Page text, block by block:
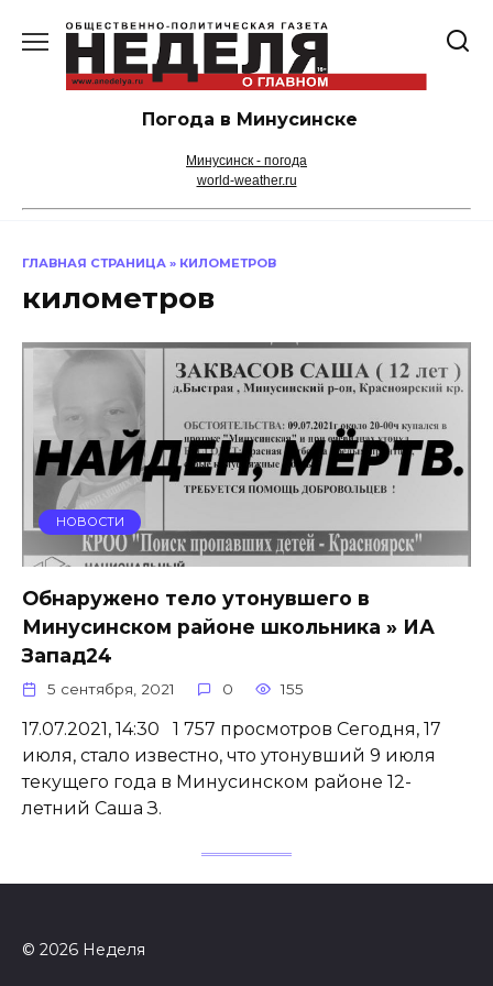
содержанию
Погода в Минусинске
Минусинск - погода
world-weather.ru
ГЛАВНАЯ СТРАНИЦА » КИЛОМЕТРОВ
километров
НОВОСТИ
Обнаружено тело утонувшего в
Минусинском районе школьника » ИА
Запад24
5 сентября, 2021 0 155
17.07.2021, 14:30 1 757 просмотров Сегодня, 17
июля, стало известно, что утонувший 9 июля
текущего года в Минусинском районе 12-
летний Саша З.
© 2026 Неделя